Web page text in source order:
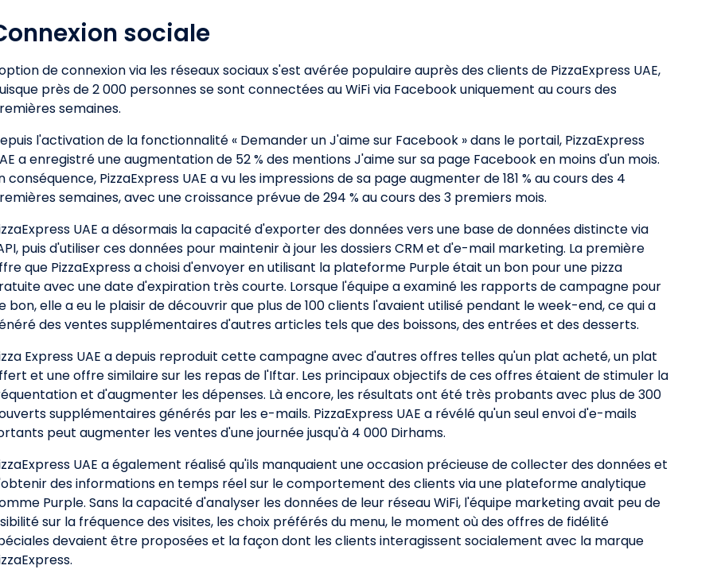
sociale
de connexion via les réseaux sociaux s'est avérée populaire auprès des clients de PizzaExpress UAE,
près de 2 000 personnes se sont connectées au WiFi via Facebook uniquement au cours des
semaines.
l'activation de la fonctionnalité « Demander un J'aime sur Facebook » dans le portail, PizzaExpress
a enregistré une augmentation de 52 % des mentions J'aime sur sa page Facebook en moins d'un mois.
conséquence, PizzaExpress UAE a vu les impressions de sa page augmenter de 181 % au cours des 4
semaines, avec une croissance prévue de 294 % au cours des 3 premiers mois.
UAE a désormais la capacité d'exporter des données vers une base de données distincte via
puis d'utiliser ces données pour maintenir à jour les dossiers CRM et d'e-mail marketing. La première
que PizzaExpress a choisi d'envoyer en utilisant la plateforme Purple était un bon pour une pizza
avec une date d'expiration très courte. Lorsque l'équipe a examiné les rapports de campagne pour
bon, elle a eu le plaisir de découvrir que plus de 100 clients l'avaient utilisé pendant le week-end, ce qui a
des ventes supplémentaires d'autres articles tels que des boissons, des entrées et des desserts.
Express UAE a depuis reproduit cette campagne avec d'autres offres telles qu'un plat acheté, un plat
et une offre similaire sur les repas de l'Iftar. Les principaux objectifs de ces offres étaient de stimuler la
et d'augmenter les dépenses. Là encore, les résultats ont été très probants avec plus de 300
supplémentaires générés par les e-mails. PizzaExpress UAE a révélé qu'un seul envoi d'e-mails
peut augmenter les ventes d'une journée jusqu'à 4 000 Dirhams.
UAE a également réalisé qu'ils manquaient une occasion précieuse de collecter des données et
des informations en temps réel sur le comportement des clients via une plateforme analytique
Purple. Sans la capacité d'analyser les données de leur réseau WiFi, l'équipe marketing avait peu de
sur la fréquence des visites, les choix préférés du menu, le moment où des offres de fidélité
devaient être proposées et la façon dont les clients interagissent socialement avec la marque